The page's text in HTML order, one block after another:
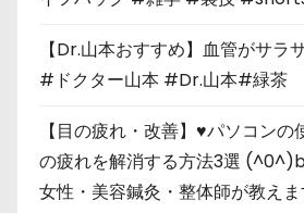
【Dr.山本おすすめ】血管がサラ
#ドクター山本 #Dr.山本#緑茶
【目の疲れ・改善】♥パソコンの
の疲れを解消する方法3選
女性・美容鍼灸・整体師が教えま